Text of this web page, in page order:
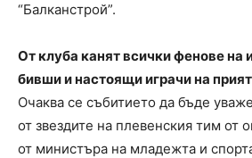
“Балканстрой”.
От клуба канят всички фенове на
бивши и настоящи играчи на
Очаква се събитието да бъде
от звездите на плевенския тим от
от министъра на младежта и